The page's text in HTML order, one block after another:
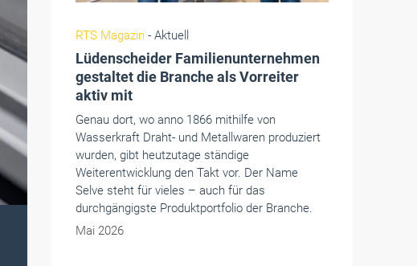
Fenster+Glas - Aktuell
Runderneuerung von Kastenfenstern
aus Holz
Der Verband Fenster + Fassade (VFF) hat einen
überarbeiteten Leitfaden HO.09 veröffentlicht.
Mai 2026
Aktuelle Ausgaben